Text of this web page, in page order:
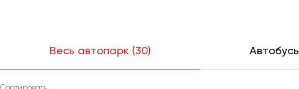
Весь автопарк (30)